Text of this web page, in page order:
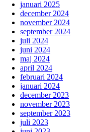
januari 2025
december 2024
november 2024
september 2024
juli 2024
juni 2024
maj 2024
april 2024
februari 2024
januari 2024
december 2023
november 2023
september 2023
juli 2023